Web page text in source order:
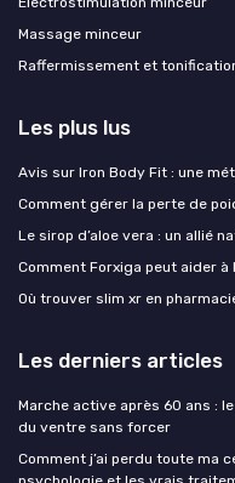
Massage minceur
Raffermissement et
Les plus lus
Avis sur Iron Body Fit : une
Comment gérer la perte de
Le sirop d’aloe vera : un allié
Comment Forxiga peut aider à
Où trouver slim xr en
Les derniers articles
Marche active après 60 ans :
du ventre sans forcer
Comment j’ai perdu toute ma